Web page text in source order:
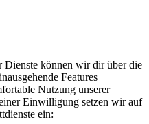
Dienste können wir dir über die
Features
Nutzung unserer
Einwilligung setzen wir auf
ein: